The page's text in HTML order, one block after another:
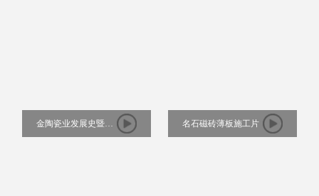
金陶瓷业发展史暨
2017瓷抛砖发布
名石磁砖薄板施工片